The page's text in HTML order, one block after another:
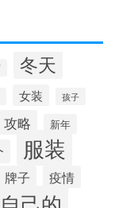
冬天
女装 孩子
攻略 新年
服装
牌子 疫情